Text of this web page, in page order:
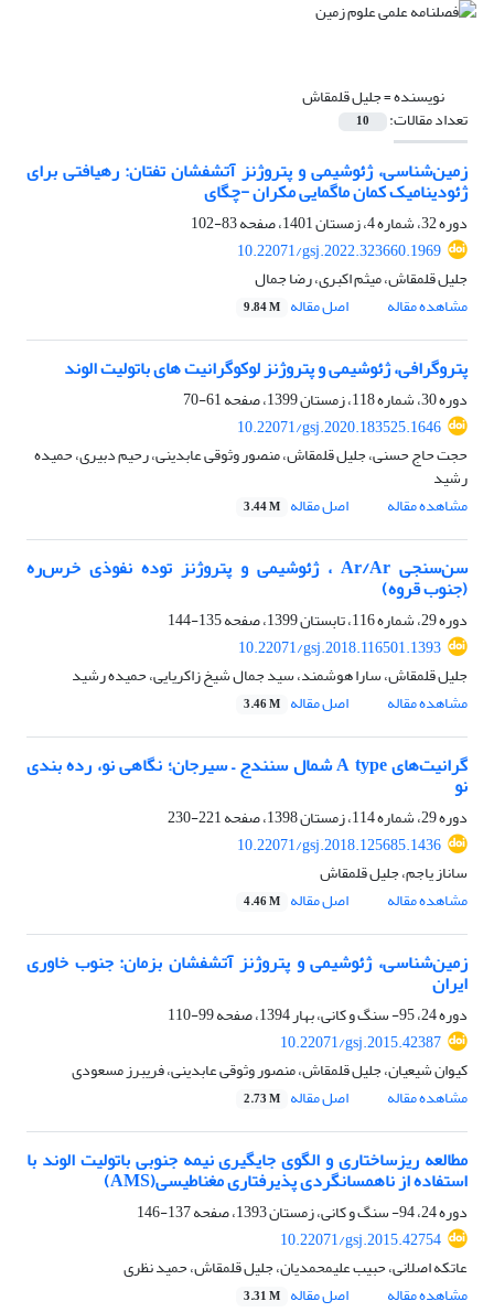
نویسنده =جلیل قلمقاش
تعداد مقالات: 10
زمین‌شناسی، ژئوشیمی و پتروژنز آتشفشان تفتان: رهیافتی برای
ژئودینامیک کمان ماگمایی مکران -چگای
دوره 32، شماره 4، زمستان 1401، صفحه
83-102
10.22071/gsj.2022.323660.1969
جلیل قلمقاش، میثم اکبری، رضا جمال
مشاهده مقاله
اصل مقاله 9.84 M
پتروگرافی، ژئوشیمی و پتروژنز لوکوگرانیت های باتولیت الوند
دوره 30، شماره 118، زمستان 1399، صفحه
61-70
10.22071/gsj.2020.183525.1646
حجت حاج حسنی، جلیل قلمقاش، منصور وثوقی عابدینی، رحیم دبیری، حمیده
رشید
مشاهده مقاله
اصل مقاله 3.44 M
سن‌سنجی Ar/Ar ، ژئوشیمی ‌‌و پتروژنز توده‌ نفوذی خرس‌ره
(جنوب قروه)
دوره 29، شماره 116، تابستان 1399، صفحه
135-144
10.22071/gsj.2018.116501.1393
جلیل قلمقاش، سارا هوشمند، سید جمال شیخ زاکریایی، حمیده رشید
مشاهده مقاله
اصل مقاله 3.46 M
گرانیت‌های A type شمال سنندج – سیرجان؛ نگاهی نو، رده بندی
نو
دوره 29، شماره 114، زمستان 1398، صفحه
221-230
10.22071/gsj.2018.125685.1436
ساناز یاجم، جلیل قلمقاش
مشاهده مقاله
اصل مقاله 4.46 M
زمین‌شناسی، ژئوشیمی و پتروژنز آتشفشان‌ بزمان: جنوب خاوری
ایران
دوره 24، 95- سنگ و کانی، بهار 1394، صفحه
99-110
10.22071/gsj.2015.42387
کیوان شیعیان، جلیل قلمقاش، منصور وثوقی عابدینی، فریبرز مسعودی
مشاهده مقاله
اصل مقاله 2.73 M
مطالعه‌ ریزساختاری و الگوی جایگیری نیمه جنوبی باتولیت الوند با
استفاده از ناهمسانگردی پذیرفتاری مغناطیسی(AMS)
دوره 24، 94- سنگ و کانی، زمستان 1393، صفحه
137-146
10.22071/gsj.2015.42754
عاتکه اصلانی، حبیب علیمحمدیان، جلیل قلمقاش، حمید نظری
مشاهده مقاله
اصل مقاله 3.31 M